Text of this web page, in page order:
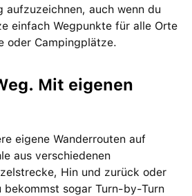
aufzuzeichnen, auch wenn du
einfach Wegpunkte für alle Orte
oder Campingplätze.
Mit eigenen
eigene Wanderrouten auf
aus verschiedenen
Hin und zurück oder
bekommst sogar Turn-by-Turn